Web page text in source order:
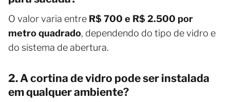
O valor varia entre R$ 700 e R$ 2.500 por
metro quadrado, dependendo do tipo de vidro e
do sistema de abertura.
2. A cortina de vidro pode ser instalada
em qualquer ambiente?